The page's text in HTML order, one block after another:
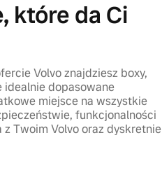
które da Ci
Volvo znajdziesz boxy,
idealnie dopasowane
miejsce na wszystkie
funkcjonalności
Twoim Volvo oraz dyskretnie